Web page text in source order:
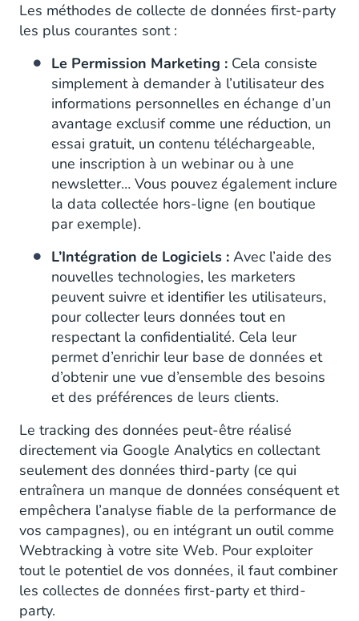
Les méthodes de collecte de données first-party
les plus courantes sont :
Le Permission Marketing : Cela consiste
simplement à demander à l’utilisateur des
informations personnelles en échange d’un
avantage exclusif comme une réduction, un
essai gratuit, un contenu téléchargeable,
une inscription à un webinar ou à une
newsletter… Vous pouvez également inclure
la data collectée hors-ligne (en boutique
par exemple).
L’Intégration de Logiciels : Avec l’aide des
nouvelles technologies, les marketers
peuvent suivre et identifier les utilisateurs,
pour collecter leurs données tout en
respectant la confidentialité. Cela leur
permet d’enrichir leur base de données et
d’obtenir une vue d’ensemble des besoins
et des préférences de leurs clients.
Le tracking des données peut-être réalisé
directement via Google Analytics en collectant
seulement des données third-party (ce qui
entraînera un manque de données conséquent et
empêchera l’analyse fiable de la performance de
vos campagnes), ou en intégrant un outil comme
Webtracking à votre site Web. Pour exploiter
tout le potentiel de vos données, il faut combiner
les collectes de données first-party et third-
party.